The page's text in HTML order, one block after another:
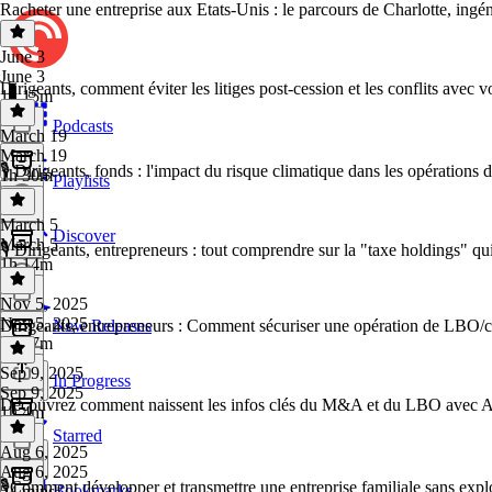
Podcasts
Playlists
Discover
New Releases
In Progress
Starred
Racheter une entreprise aux Etats-Unis : le parcours de Charlotte,
June 3
June 3
1h 15m
Dirigeants, comment éviter les litiges post-cession et les conflits avec
March 19
March 19
1h 30m
🎙️ Dirigeants, fonds : l'impact du risque climatique dans les opérations
March 5
March 5
1h 14m
🎙️ Dirigeants, entrepreneurs : tout comprendre sur la "taxe holdings"
Nov 5, 2025
Nov 5, 2025
1h 17m
Dirigeants, entrepreneurs : Comment sécuriser une opération de LBO/
Sep 9, 2025
Sep 9, 2025
1h 4m
Découvrez comment naissent les infos clés du M&A et du LBO
Aug 6, 2025
Aug 6, 2025
🎙️Comment développer et transmettre une entreprise familiale sans